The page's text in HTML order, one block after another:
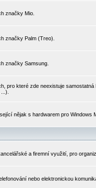
značky Mio.
značky Palm (Treo).
značky Samsung.
pro které zde neexistuje
nějak s hardwarem pro Windows
a firemní využití, pro
nebo elektronickou